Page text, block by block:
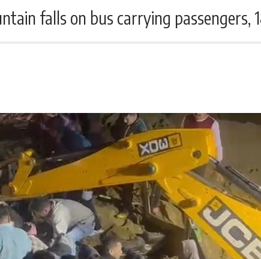
falls on bus carrying passengers,